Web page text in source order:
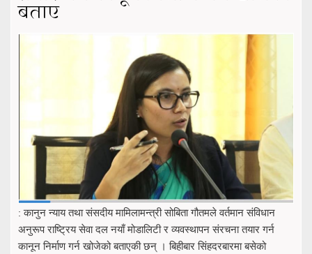
बताए
: कानुन न्याय तथा संसदीय मामिलामन्त्री सोबिता गौतमले वर्तमान संविधान
अनुरूप राष्ट्रिय सेवा दल नयाँ मोडालिटी र व्यवस्थापन संरचना तयार गर्न
कानून निर्माण गर्न खोजेको बताएकी छन् । बिहीबार सिंहदरबारमा बसेको